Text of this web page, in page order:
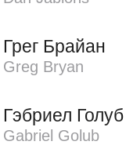
Грег Брайан
Greg Bryan
Гэбриел Голуб
Gabriel Golub